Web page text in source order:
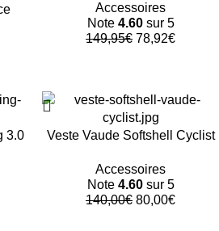
Accessoires
Note 4.60sur 5
149,95€ 78,92€
3.0
-43%
Veste Vaude Softshell Cyclist
Accessoires
Note 4.60sur 5
140,00€ 80,00€